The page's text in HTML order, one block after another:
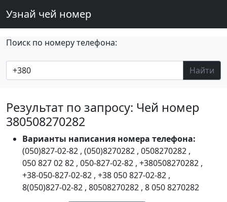
Узнай чей номер
Поиск по номеру телефона:
Найти
Результат по запросу: Чей номер
380508270282
Варианты написания номера телефона:
(050)827-02-82 , (050)8270282 , 0508270282 ,
050 827 02 82 , 050-827-02-82 , +380508270282 ,
+38-050-827-02-82 , +38 050 827-02-82 ,
8(050)827-02-82 , 80508270282 , 8 050 8270282